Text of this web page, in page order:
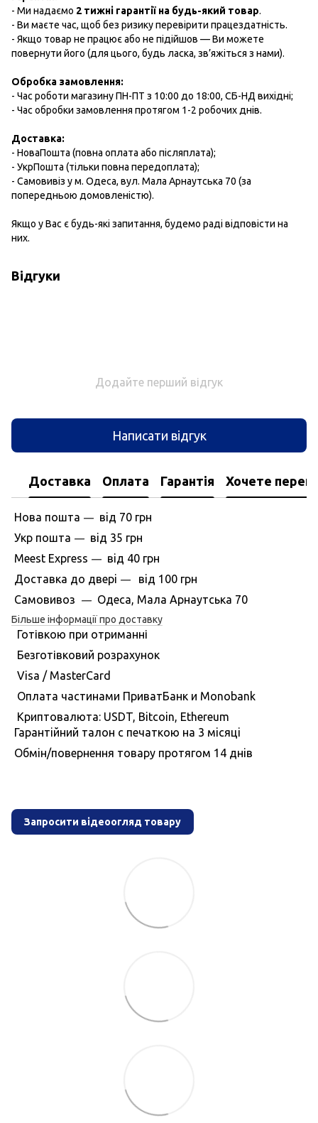
- Ми надаємо 2 тижні гарантії на будь-який товар.
- Ви маєте час, щоб без ризику перевірити працездатність.
- Якщо товар не працює або не підійшов — Ви можете
повернути його (для цього, будь ласка, зв’яжіться з нами).
Обробка замовлення:
- Час роботи магазину ПН-ПТ з 10:00 до 18:00, СБ-НД вихідні;
- Час обробки замовлення протягом 1-2 робочих днів.
Доставка:
- НоваПошта (повна оплата або післяплата);
- УкрПошта (тільки повна передоплата);
- Самовивіз у м. Одеса, вул. Мала Арнаутська 70 (за
попередньою домовленістю).
Якщо у Вас є будь-які запитання, будемо раді відповісти на
них.
Відгуки
Додайте перший відгук
Написати відгук
Доставка Оплата Гарантія Хочете
Нова пошта — вiд 70 грн
Укр пошта — вiд 35 грн
Meest Express — вiд 40 грн
Доставка до дверi —вiд 100 грн
Самовивоз
— Одеса, Мала Арнаутська 70
Більше інформації про доставку
Готівкою при отриманні
Безготівковий розрахунок
Visa / MasterCard
Оплата частинами ПриватБанк и Monobank
Криптовалюта: USDT, Bitcoin, Ethereum
Гарантiйний талон с печаткою на 3 мiсяцi
Обмiн/повернення товару протягом 14 днiв
Запросити відеоогляд товару